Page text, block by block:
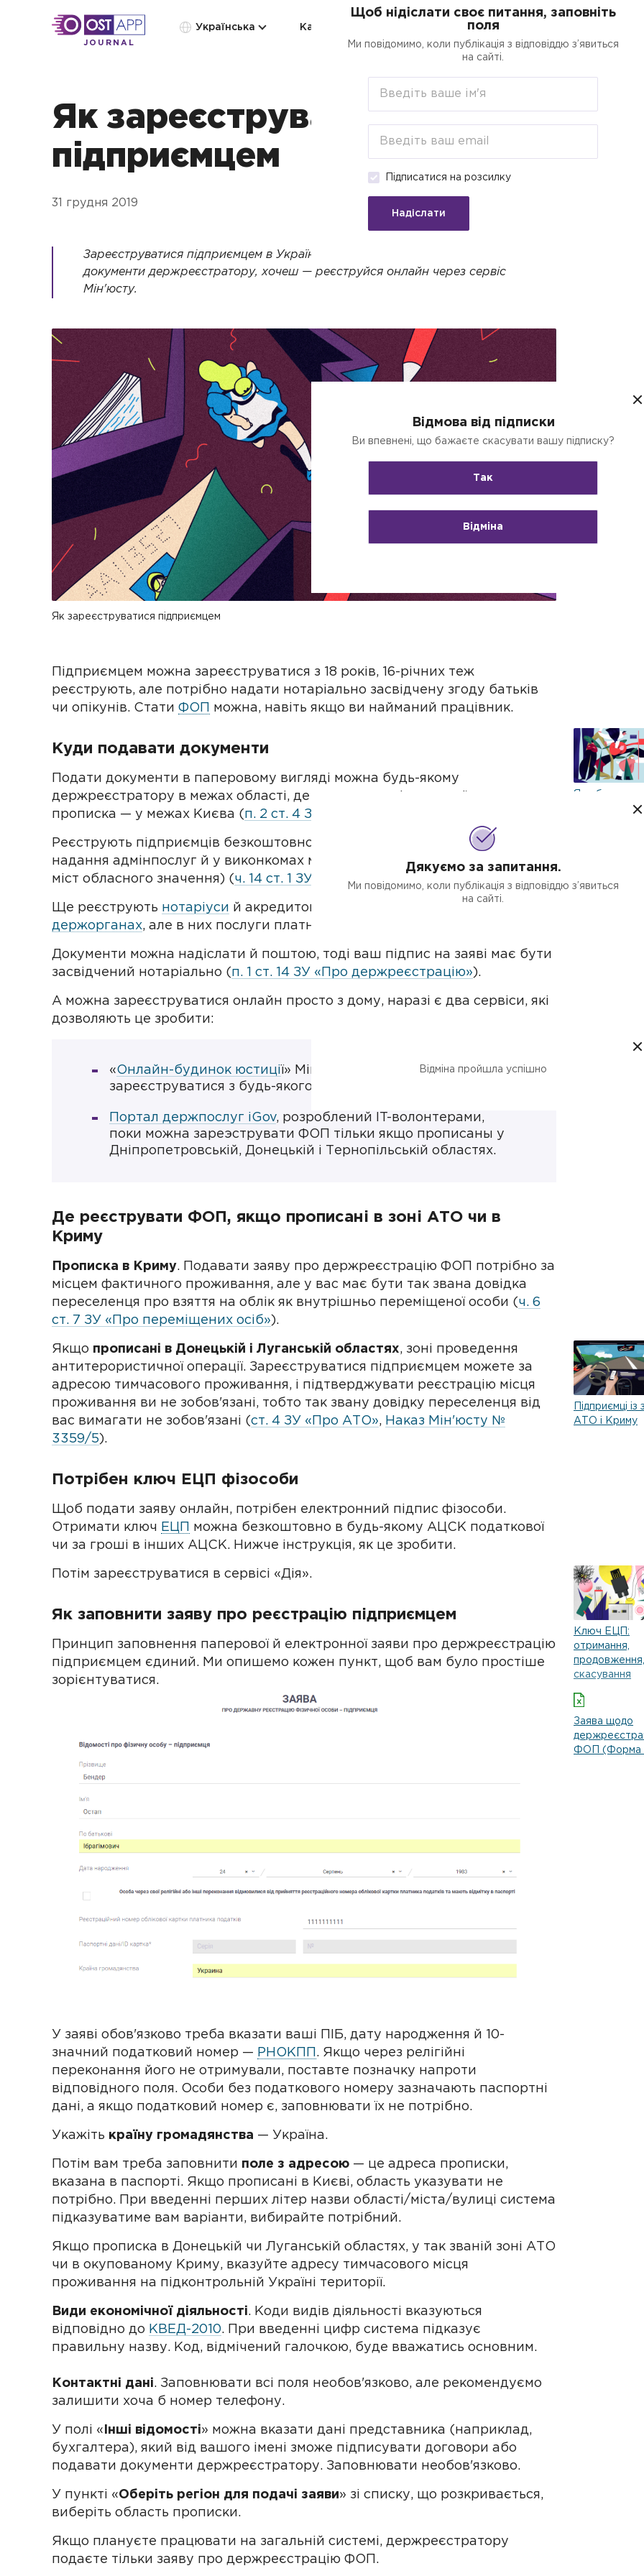
JOURNAL
Українська Категорії
Як зареєструватися
підприємцем
31 грудня 2019
Зареєструватися підприємцем в Україні простіше, ніж здається. Хочеш — неси
документи держреєстратору, хочеш — реєструйся онлайн через сервіс
Мін'юсту.
Як зареєструватися підприємцем
Підприємцем можна зареєструватися з 18 років, 16-річних теж
реєструють, але потрібно надати нотаріально засвідчену згоду батьків
чи опікунів. Стати ФОП можна, навіть якщо ви найманий працівник.
Куди подавати документи
Подати документи в паперовому вигляді можна будь-якому
держреєстратору в межах області, де ви прописані, якщо київська
прописка — у межах Києва ( п. 2 ст. 4 ЗУ «Про держреєстрацію»
Реєструють підприємців безкоштовно держреєстратори в центрах
надання адмінпослуг й у виконкомах місцевих рад (крім адміністрацій
міст обласного значення) ( ч. 14 ст. 1 ЗУ «Про держреєстрацію» ).
Ще реєструють нотаріуси й акредитовані Мін'юстом
держорганах, але в них послуги платні.
Документи можна надіслати й поштою, тоді ваш підпис на заяві має бути
засвідчений нотаріально ( п. 1 ст. 14 ЗУ «Про держреєстрацію»).
А можна зареєструватися онлайн просто з дому, наразі є два сервіси, які
дозволяють це зробити:
«Онлайн-будинок юстиції» Мін'юсту — можна
зареєструватися з будь-якого куточка України.
Портал держпослуг iGov, розроблений IT-волонтерами,
поки можна зареэструвати ФОП тільки якщо прописаны у
Дніпропетровській, Донецькій і Тернопільській областях.
Де реєструвати ФОП, якщо прописані в зоні АТО чи в
Криму
Прописка в Криму. Подавати заяву про держреєстрацію ФОП потрібно за
місцем фактичного проживання, але у вас має бути так звана довідка
переселенця про взяття на облік як внутрішньо переміщеної особи ( ч. 6
ст. 7 ЗУ «Про переміщених осіб»).
Підприємці із
АТО і Криму
Якщо прописані в Донецькій і Луганській областях, зоні проведення
антитерористичної операції. Зареєструватися підприємцем можете за
адресою тимчасового проживання, і підтверджувати реєстрацію місця
проживання ви не зобов'язані, тобто так звану довідку переселенця від
вас вимагати не зобов'язані (ст. 4 ЗУ «Про АТО», Наказ Мін'юсту №
3359/5).
Потрібен ключ ЕЦП фізособи
Щоб подати заяву онлайн, потрібен електронний підпис фізособи.
Отримати ключ ЕЦП
можна безкоштовно в будь-якому АЦСК податкової
чи за гроші в інших АЦСК. Нижче інструкція, як це зробити.
Ключ ЕЦП:
отримання,
продовження,
скасування
Потім зареєструватися в сервісі «Дія».
Заява щодо
ФОП (Форма
Як заповнити заяву про реєстрацію підприємцем
Принцип заповнення паперової й електронної заяви про держреєстрацію
підприємцем єдиний. Ми опишемо кожен пункт, щоб вам було простіше
зорієнтуватися.
У заяві обов'язково треба вказати ваші ПІБ, дату народження й 10-
значний податковий номер — РНОКПП . Якщо через релігійні
переконання його не отримували, поставте позначку напроти
відповідного поля. Особи без податкового номеру зазначають паспортні
дані, а якщо податковий номер є, заповнювати їх не потрібно.
Укажіть країну громадянства — Україна.
Потім вам треба заповнити поле з адресою — це адреса прописки,
вказана в паспорті. Якщо прописані в Києві, область указувати не
потрібно. При введенні перших літер назви області/міста/вулиці система
підказуватиме вам варіанти, вибирайте потрібний.
Якщо прописка в Донецькій чи Луганській областях, у так званій зоні АТО
чи в окупованому Криму, вказуйте адресу тимчасового місця
проживання на підконтрольній Україні території.
Види економічної діяльності. Коди видів діяльності вказуються
відповідно до КВЕД-2010. При введенні цифр система підказує
правильну назву. Код, відмічений галочкою, буде вважатись основним.
Контактні дані. Заповнювати всі поля необов'язково, але рекомендуємо
залишити хоча б номер телефону.
У полі « Інші відомості» можна вказати дані представника (наприклад,
бухгалтера), який від вашого імені зможе підписувати договори або
подавати документи держреєстратору. Заповнювати необов'язково.
У пункті «Оберіть регіон для подачі заяви» зі списку, що розкривається,
виберіть область прописки.
Якщо плануєте працювати на загальній системі, держреєстратору
подаєте тільки заяву про держреєстрацію ФОП.
Щоб нідіслати своє питання, заповніть
поля
Ми повідомимо, коли публікація з відповіддю з’явиться
на сайті.
Підписатися на розсилку
Надіслати
Дякуємо за запитання.
Ми повідомимо, коли публікація з відповіддю з’явиться
на сайті.
Відмова від підписки
Ви впевнені, що бажаєте скасувати вашу підписку?
Так
Відміна
Відміна пройшла успішно